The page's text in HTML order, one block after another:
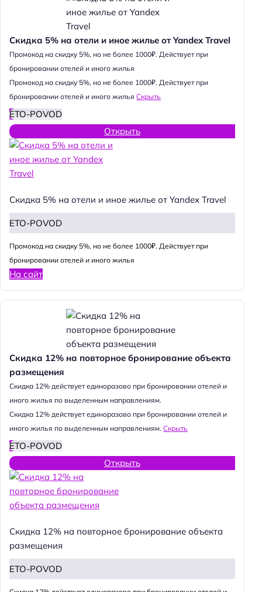
Скидка 5% на отели и иное жилье от Yandex Travel
Промокод на скидку 5%, но не более 1000₽. Действует при
бронировании отелей и иного жилья
Промокод на скидку 5%, но не более 1000₽. Действует при
бронировании отелей и иного жилья Скрыть
ETO-POVOD
Открыть
Скидка 5% на отели и иное жилье от Yandex Travel
ETO-POVOD
Промокод на скидку 5%, но не более 1000₽. Действует при
бронировании отелей и иного жилья
На сайт
Скидка 12% на повторное бронирование объекта
размещения
Cкидка 12% действует единоразово при бронировании отелей и
иного жилья по выделенным направлениям.
Cкидка 12% действует единоразово при бронировании отелей и
иного жилья по выделенным направлениям. Скрыть
ETO-POVOD
Открыть
Скидка 12% на повторное бронирование объекта
размещения
ETO-POVOD